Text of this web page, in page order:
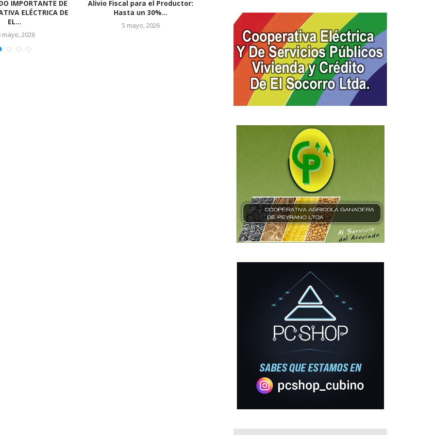
2026 en El Socorro
fue un...
5 marzo, 2026
El Socorro se prepara para vivir
una gran...
24 febrero, 2026
de El Socorro...
18 enero, 2026
aniversario del